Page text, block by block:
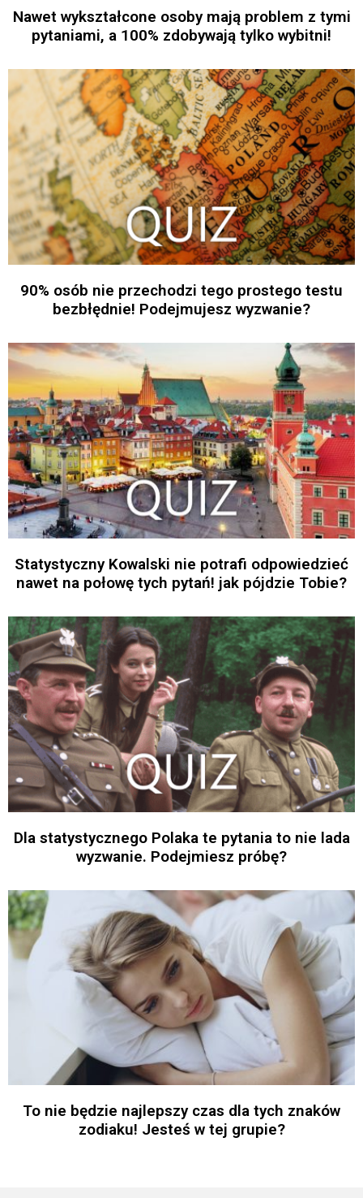
Nawet wykształcone osoby mają problem z tymi
pytaniami, a 100% zdobywają tylko wybitni!
90% osób nie przechodzi tego prostego testu
bezbłędnie! Podejmujesz wyzwanie?
Statystyczny Kowalski nie potrafi odpowiedzieć
nawet na połowę tych pytań! jak pójdzie Tobie?
Dla statystycznego Polaka te pytania to nie lada
wyzwanie. Podejmiesz próbę?
To nie będzie najlepszy czas dla tych znaków
zodiaku! Jesteś w tej grupie?